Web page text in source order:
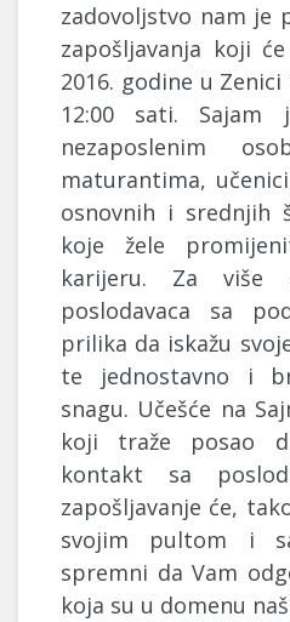
zadovoljstvo nam je
zapošljavanja koji
2016. godine u
12:00 sati. Sajam
nezaposlenim
maturantima,
osnovnih i srednjih
koje žele
karijeru. Za više
poslodavaca sa
prilika da iskažu
te jednostavno i
snagu. Učešće na
koji traže posao
kontakt sa
zapošljavanje će,
svojim pultom i
spremni da Vam
koja su u domenu